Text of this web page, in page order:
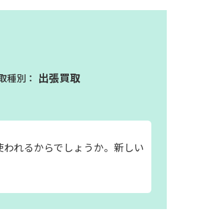
出張買取
れるからでしょうか。新しい